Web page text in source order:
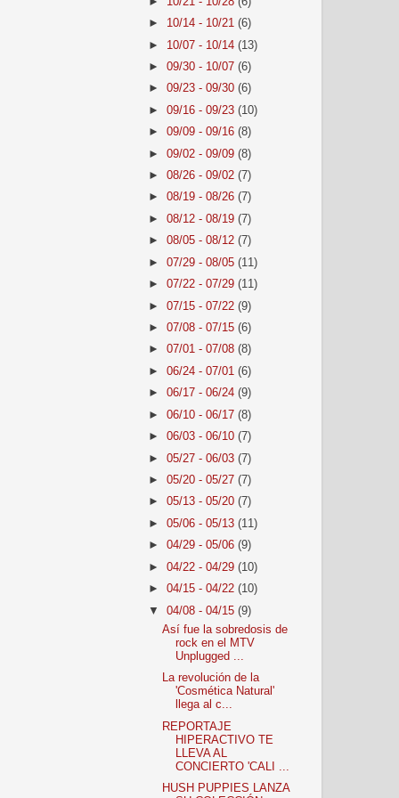
► 10/14 - 10/21(6)
► 10/07 - 10/14(13)
►09/30 - 10/07(6)
►09/23 - 09/30(6)
►09/16 - 09/23(10)
►09/09 - 09/16(8)
►09/02 - 09/09(8)
►08/26 - 09/02(7)
►08/19 - 08/26(7)
►08/12 - 08/19(7)
►08/05 - 08/12(7)
►07/29 - 08/05(11)
►07/22 - 07/29(11)
►07/15 - 07/22(9)
►07/08 - 07/15(6)
►07/01 - 07/08(8)
►06/24 - 07/01(6)
►06/17 - 06/24(9)
►06/10 - 06/17(8)
►06/03 - 06/10(7)
►05/27 - 06/03(7)
►05/20 - 05/27(7)
►05/13 - 05/20(7)
►05/06 - 05/13(11)
►04/29 - 05/06(9)
►04/22 - 04/29(10)
►04/15 - 04/22(10)
▼04/08 - 04/15(9)
Así fue la sobredosis de
rock en el MTV
Unplugged ...
La revolución de la
'Cosmética Natural'
llega al c...
REPORTAJE
HIPERACTIVO TE
LLEVA AL
CONCIERTO 'CALI ...
HUSH PUPPIES LANZA